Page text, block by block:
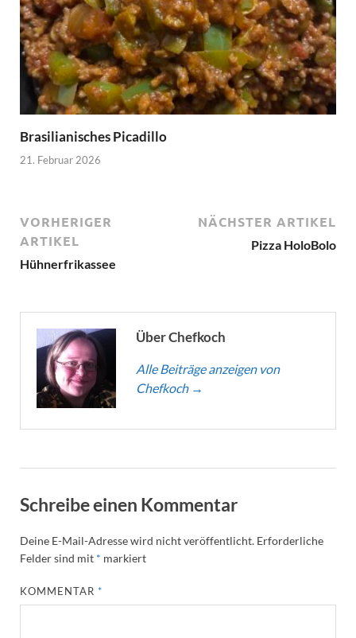
Brasilianisches Picadillo
21. Februar 2026
VORHERIGER
ARTIKEL
Hühnerfrikassee
NÄCHSTER ARTIKEL
Pizza HoloBolo
Über Chefkoch
Alle Beiträge anzeigen von
Chefkoch →
Schreibe einen Kommentar
Deine E-Mail-Adresse wird nicht veröffentlicht. Erforderliche
Felder sind mit * markiert
KOMMENTAR*